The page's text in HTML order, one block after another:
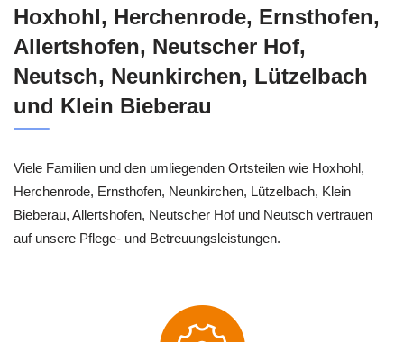
Hoxhohl, Herchenrode, Ernsthofen,
Allertshofen, Neutscher Hof,
Neutsch, Neunkirchen, Lützelbach
und Klein Bieberau
Viele Familien und den umliegenden Ortsteilen wie Hoxhohl,
Herchenrode, Ernsthofen, Neunkirchen, Lützelbach, Klein
Bieberau, Allertshofen, Neutscher Hof und Neutsch vertrauen
auf unsere Pflege- und Betreuungsleistungen.